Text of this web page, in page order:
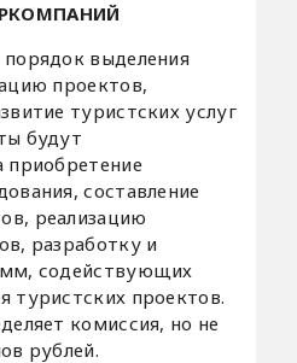
выделения
проектов,
туристских услуг
будут
приобретение
составление
реализацию
разработку и
содействующих
туристских проектов.
комиссия, но не
рублей.